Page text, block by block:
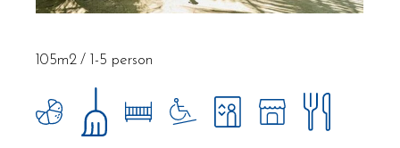
105m2 1-5 person